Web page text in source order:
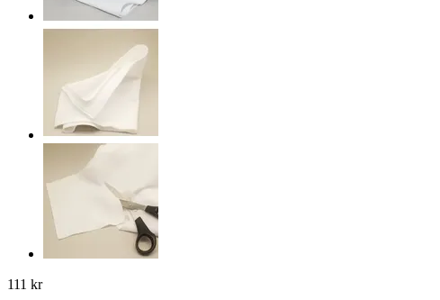
111 kr